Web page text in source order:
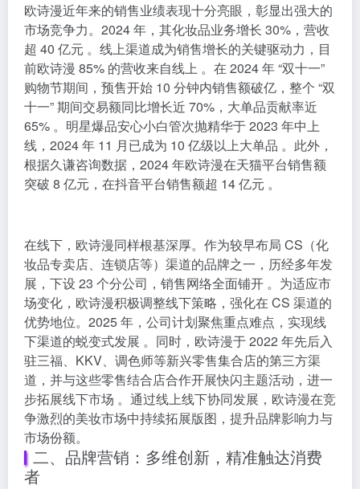
欧诗漫近年来的销售业绩表现十分亮眼，彰显出强大的
市场竞争力。2024 年，其化妆品业务增长 30%，营收
超 40 亿元 。线上渠道成为销售增长的关键驱动力，目
前欧诗漫 85% 的营收来自线上 。在 2024 年 “双十一”
购物节期间，预售开始 10 分钟内销售额破亿，整个 “双
十一” 期间交易额同比增长近 70%，大单品贡献率近
65% 。明星爆品安心小白管次抛精华于 2023 年中上
线，2024 年 11 月已成为 10 亿级以上大单品 。此外，
根据久谦咨询数据，2024 年欧诗漫在天猫平台销售额
突破 8 亿元，在抖音平台销售额超 14 亿元 。
在线下，欧诗漫同样根基深厚。作为较早布局 CS（化
妆品专卖店、连锁店等）渠道的品牌之一，历经多年发
展，下设 23 个分公司，销售网络全面铺开 。为适应市
场变化，欧诗漫积极调整线下策略，强化在 CS 渠道的
优势地位。2025 年，公司计划聚焦重点难点，实现线
下渠道的蜕变式发展 。同时，欧诗漫于 2022 年先后入
驻三福、KKV、调色师等新兴零售集合店的第三方渠
道，并与这些零售结合店合作开展快闪主题活动，进一
步拓展线下市场 。通过线上线下协同发展，欧诗漫在竞
争激烈的美妆市场中持续拓展版图，提升品牌影响力与
市场份额。
二、品牌营销：多维创新，精准触达消费
者